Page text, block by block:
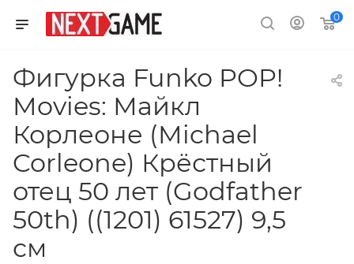
0
Фигурка Funko POP!
Movies: Майкл
Корлеоне (Michael
Corleone) Крёстный
отец 50 лет (Godfather
50th) ((1201) 61527) 9,5
см